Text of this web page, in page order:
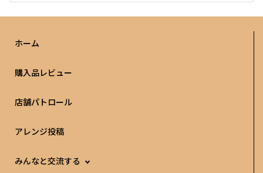
ホーム
購入品レビュー
店舗パトロール
アレンジ投稿
みんなと交流する